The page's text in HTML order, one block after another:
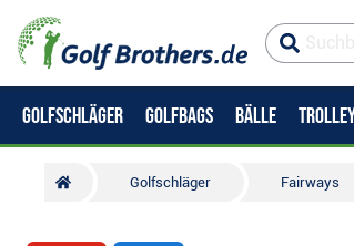
GOLFSCHLÄGER GOLFBAGS BÄLLE
Golfschläger Fairways